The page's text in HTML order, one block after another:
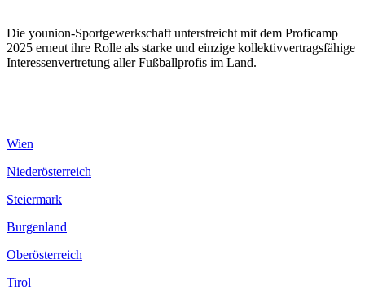
Die younion-Sportgewerkschaft unterstreicht mit dem Proficamp
2025 erneut ihre Rolle als starke und einzige kollektivvertragsfähige
Interessenvertretung aller Fußballprofis im Land.
Wien
Niederösterreich
Steiermark
Burgenland
Oberösterreich
Tirol